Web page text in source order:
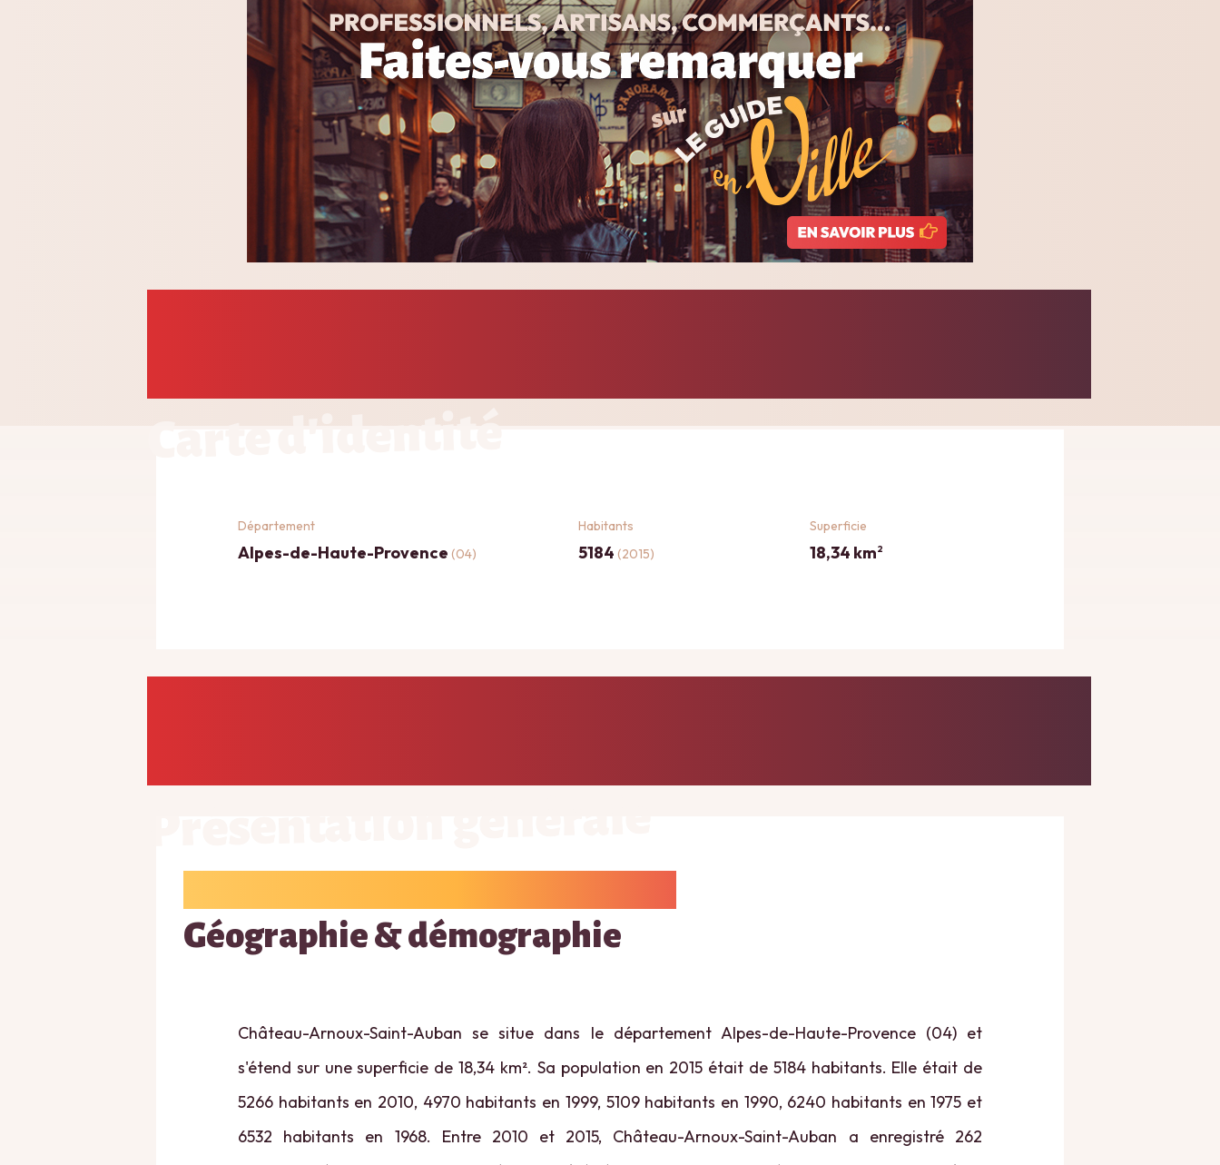
Carte d'identité
Département
Alpes-de-Haute-Provence (04)
Habitants
5184 (2015)
Superficie
18,34 km2
Géographie & démographie
Château-Arnoux-Saint-Auban se situe dans le département Alpes-de-Haute-Provence (04) et
s'étend sur une superficie de 18,34 km². Sa population en 2015 était de 5184 habitants. Elle était de
5266 habitants en 2010, 4970 habitants en 1999, 5109 habitants en 1990, 6240 habitants en 1975 et
6532 habitants en 1968. Entre 2010 et 2015, Château-Arnoux-Saint-Auban a enregistré 262